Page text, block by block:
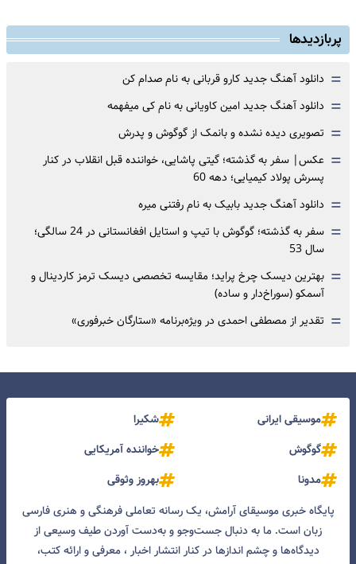
پربازدیدها
= دانلود آهنگ جدید کارو قربانی به نام صدام کن
= دانلود آهنگ جدید امین کاویانی به نام کی میفهمه
= تصویری دیده نشده و بانمک از گوگوش و پدرش
= عکس| سفر به گذشته؛ گیتی پاشایی، خواننده قبل انقلاب در کنار
پسرش پولاد کیمیایی؛ دهه 60
= دانلود آهنگ جدید بابیک به نام رفتنی میره
=
سفر به گذشته؛ گوگوش با تیپ و استایل افغانستانی در 24 سالگی؛
سال 53
= بهترین دیسک چرخ پراید؛ مقایسه تخصصی دیسک ترمز کاردینال و
آسمکو (سوراخ‌دار و ساده)
= تقدیر از مصطفی احمدی در ویژه‌برنامه «ستارگان خبرفوری»
موسیقی ایرانی
شکیرا
گوگوش
خواننده آمریکایی
مدونا
بهروز وثوقی
پایگاه خبری موسیقای آرامش، یک رسانه تعاملی فرهنگی و هنری فارسی
زبان است. ما به دنبال جست‌و‌جو و به‌دست آوردن طیف وسیعی از
دیدگاه‌ها و چشم انداز‌ها در کنار انتشار اخبار ، معرفی و ارائه کتب،